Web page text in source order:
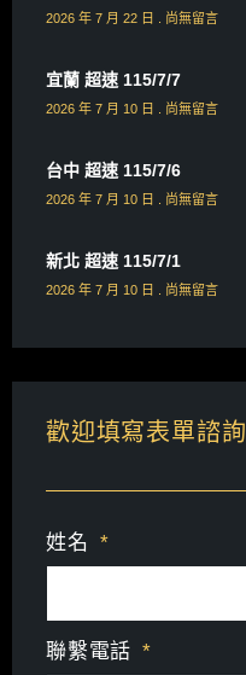
2026 年 7 月 22 日 尚無留言
宜蘭 超速 115/7/7
2026 年 7 月 10 日 尚無留言
台中 超速 115/7/6
2026 年 7 月 10 日 尚無留言
新北 超速 115/7/1
2026 年 7 月 10 日 尚無留言
歡迎填寫表單諮詢
姓名
聯繫電話